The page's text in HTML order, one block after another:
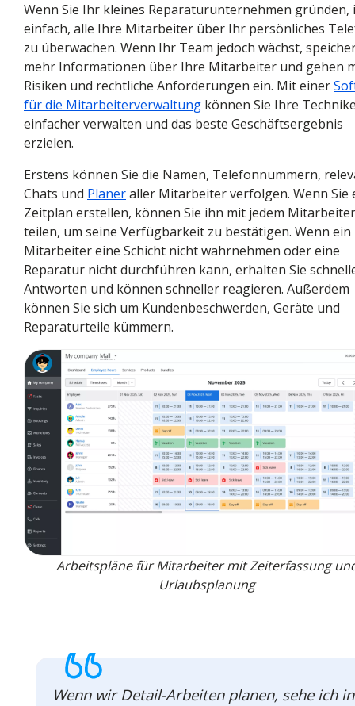
Wenn Sie Ihr kleines Reparaturunternehmen gründen,
einfach, alle Ihre Mitarbeiter über Ihr persönliches
zu überwachen. Wenn Ihr Team jedoch wächst,
mehr Informationen über Ihre Mitarbeiter und gehen
Risiken und rechtliche Anforderungen ein. Mit einer
für die Mitarbeiterverwaltung können Sie Ihre
einfacher verwalten und das beste Geschäftsergebnis
erzielen.
Erstens können Sie die Namen, Telefonnummern,
Chats und Planeraller Mitarbeiter verfolgen. Wenn Sie
Zeitplan erstellen, können Sie ihn mit jedem Mitarbeiter
teilen, um seine Verfügbarkeit zu bestätigen. Wenn ein
Mitarbeiter eine Schicht nicht wahrnehmen oder eine
Reparatur nicht durchführen kann, erhalten Sie
Antworten und können schneller reagieren. Außerdem
können Sie sich um Kundenbeschwerden, Geräte und
Reparaturteile kümmern.
Arbeitspläne für Mitarbeiter mit Zeiterfassung
Urlaubsplanung
Wenn wir Detail-Arbeiten planen, sehe ich in